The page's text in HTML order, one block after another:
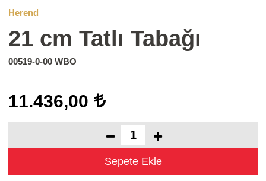
Herend
21 cm Tatlı Tabağı
00519-0-00 WBO
11.436,00